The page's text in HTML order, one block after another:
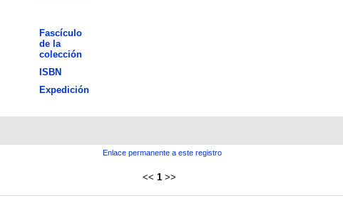
Fascículo
de la
colección
ISBN
Expedición
Enlace permanente a este registro
<< 1 >>